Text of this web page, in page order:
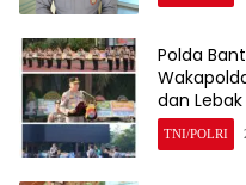
Polda
dan Lebak
TNI/POLRI